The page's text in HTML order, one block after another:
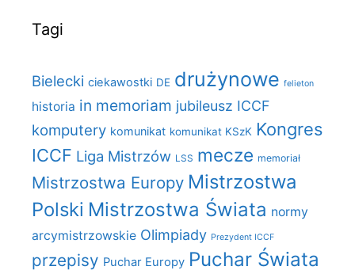
Tagi
Bielecki ciekawostki DE drużynowe felieton
historia in memoriam jubileusz ICCF
komputery komunikat komunikat KSzK Kongres
ICCF Liga Mistrzów LSS mecze memoriał
Mistrzostwa Europy Mistrzostwa
Polski Mistrzostwa Świata normy
arcymistrzowskie Olimpiady Prezydent ICCF
przepisy Puchar Europy Puchar Świata